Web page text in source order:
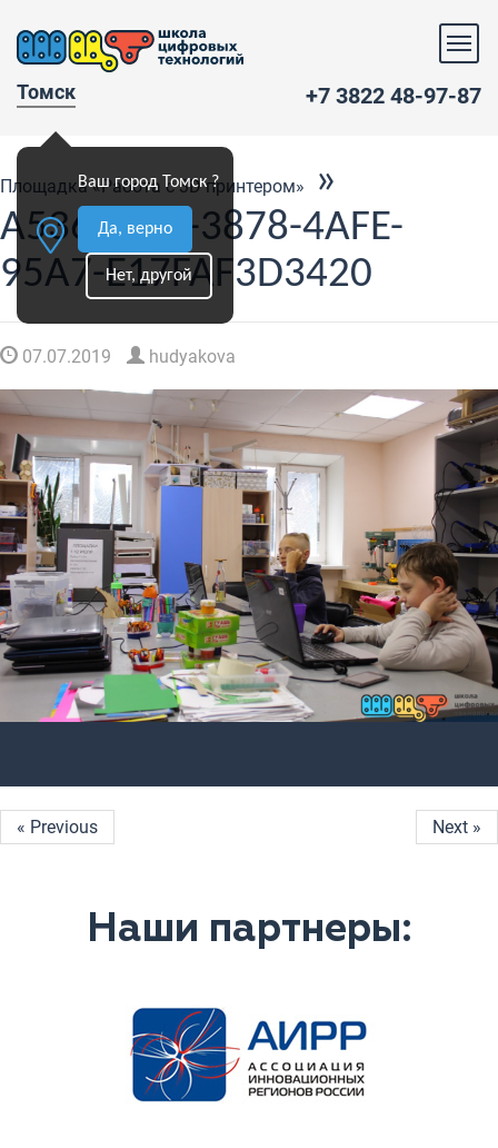
Томск
Ваш город Томск ?
Да, верно
Нет, другой
+7 3822 48-97-87
Площадка «Работа с 3D принтером»
»
A536AFD7-3878-4AFE-
95A7-E17FAF3D3420
07.07.2019 hudyakova
« Previous Next »
Наши партнеры: